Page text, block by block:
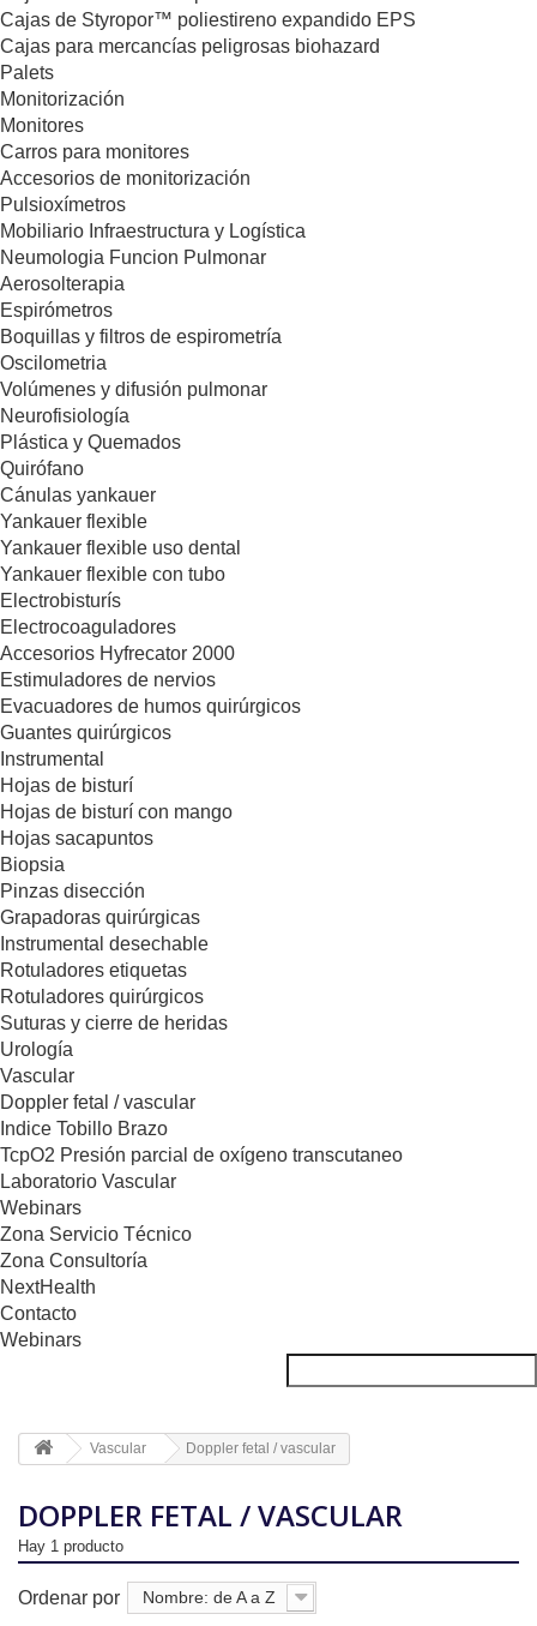
Cajas de Styropor™ poliestireno expandido EPS
Cajas para mercancías peligrosas biohazard
Palets
Monitorización
Monitores
Carros para monitores
Accesorios de monitorización
Pulsioxímetros
Mobiliario Infraestructura y Logística
Neumologia Funcion Pulmonar
Aerosolterapia
Espirómetros
Boquillas y filtros de espirometría
Oscilometria
Volúmenes y difusión pulmonar
Neurofisiología
Plástica y Quemados
Quirófano
Cánulas yankauer
Yankauer flexible
Yankauer flexible uso dental
Yankauer flexible con tubo
Electrobisturís
Electrocoaguladores
Accesorios Hyfrecator 2000
Estimuladores de nervios
Evacuadores de humos quirúrgicos
Guantes quirúrgicos
Instrumental
Hojas de bisturí
Hojas de bisturí con mango
Hojas sacapuntos
Biopsia
Pinzas disección
Grapadoras quirúrgicas
Instrumental desechable
Rotuladores etiquetas
Rotuladores quirúrgicos
Suturas y cierre de heridas
Urología
Vascular
Doppler fetal / vascular
Indice Tobillo Brazo
TcpO2 Presión parcial de oxígeno transcutaneo
Laboratorio Vascular
Webinars
Zona Servicio Técnico
Zona Consultoría
NextHealth
Contacto
Webinars
Vascular Doppler fetal / vascular
DOPPLER FETAL / VASCULAR
Hay 1 producto
Ordenar por Nombre: de A a Z